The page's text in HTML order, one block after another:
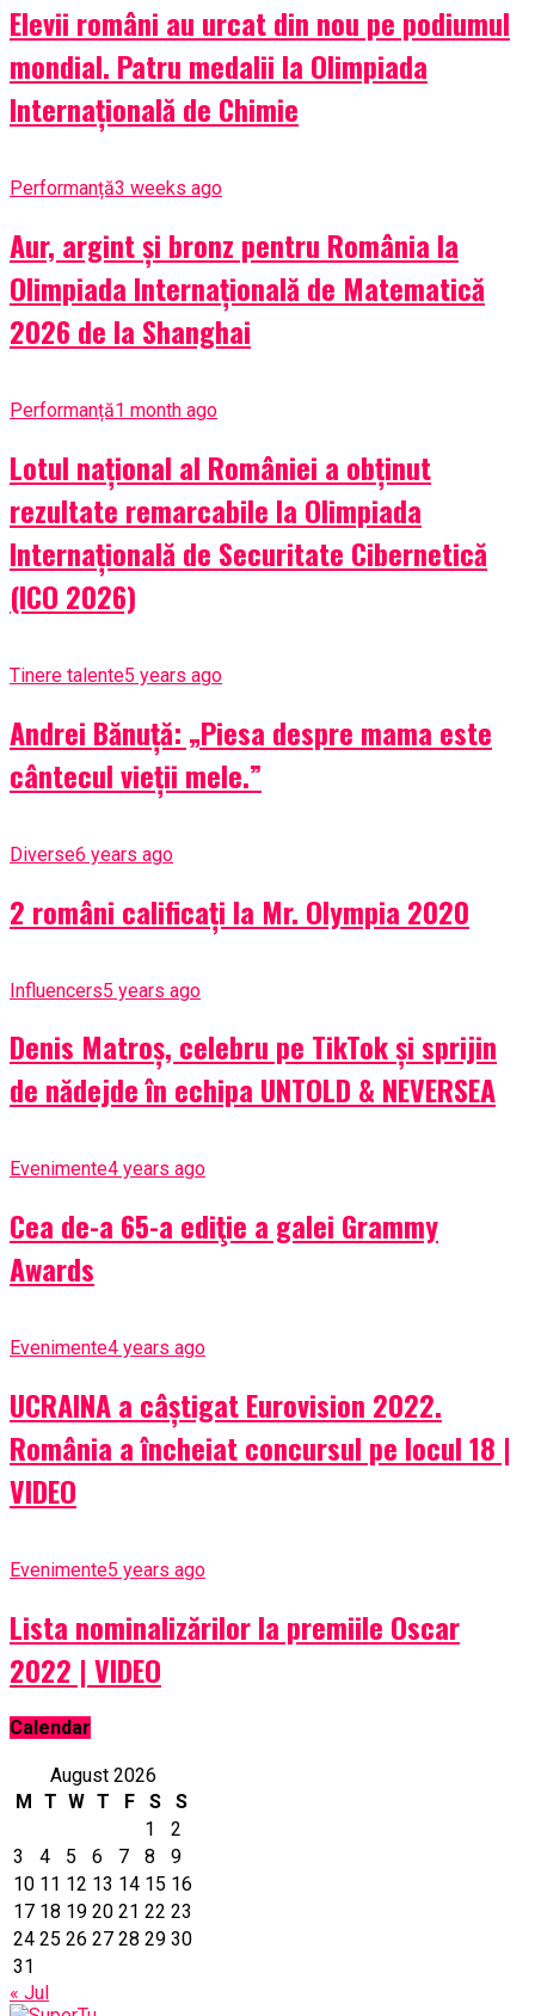
Elevii români au urcat din nou pe podiumul
mondial. Patru medalii la Olimpiada
Internațională de Chimie
Performanță3 weeks ago
Aur, argint și bronz pentru România la
Olimpiada Internațională de Matematică
2026 de la Shanghai
Performanță1 month ago
Lotul național al României a obținut
rezultate remarcabile la Olimpiada
Internațională de Securitate Cibernetică
(ICO 2026)
Tinere talente5 years ago
Andrei Bănuță: „Piesa despre mama este
cântecul vieții mele.”
Diverse6 years ago
2 români calificați la Mr. Olympia 2020
Influencers5 years ago
Denis Matroș, celebru pe TikTok și sprijin
de nădejde în echipa UNTOLD & NEVERSEA
Evenimente4 years ago
Cea de-a 65-a ediţie a galei Grammy
Awards
Evenimente4 years ago
UCRAINA a câștigat Eurovision 2022.
România a încheiat concursul pe locul 18 |
VIDEO
Evenimente5 years ago
Lista nominalizărilor la premiile Oscar
2022 | VIDEO
Calendar
August 2026
M
T W T F S
S
1
2
3
4 5 6 7 8
9
10 11 12 13 14 15 16
17 18 19 20 21 22 23
24 25 26 27 28 29 30
31
« Jul